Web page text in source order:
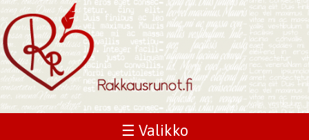
☰ Valikko